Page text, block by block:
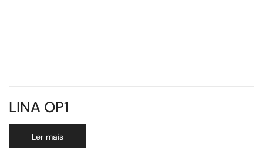
LINA OP1
Ler mais